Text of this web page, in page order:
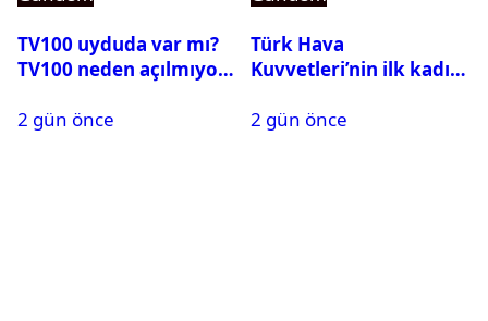
TV100 uyduda var mı?
TV100 neden açılmıyor?
2 gün önce
Türk Hava
Kuvvetleri’nin ilk kadın
Karapınar hakkında
2 gün önce